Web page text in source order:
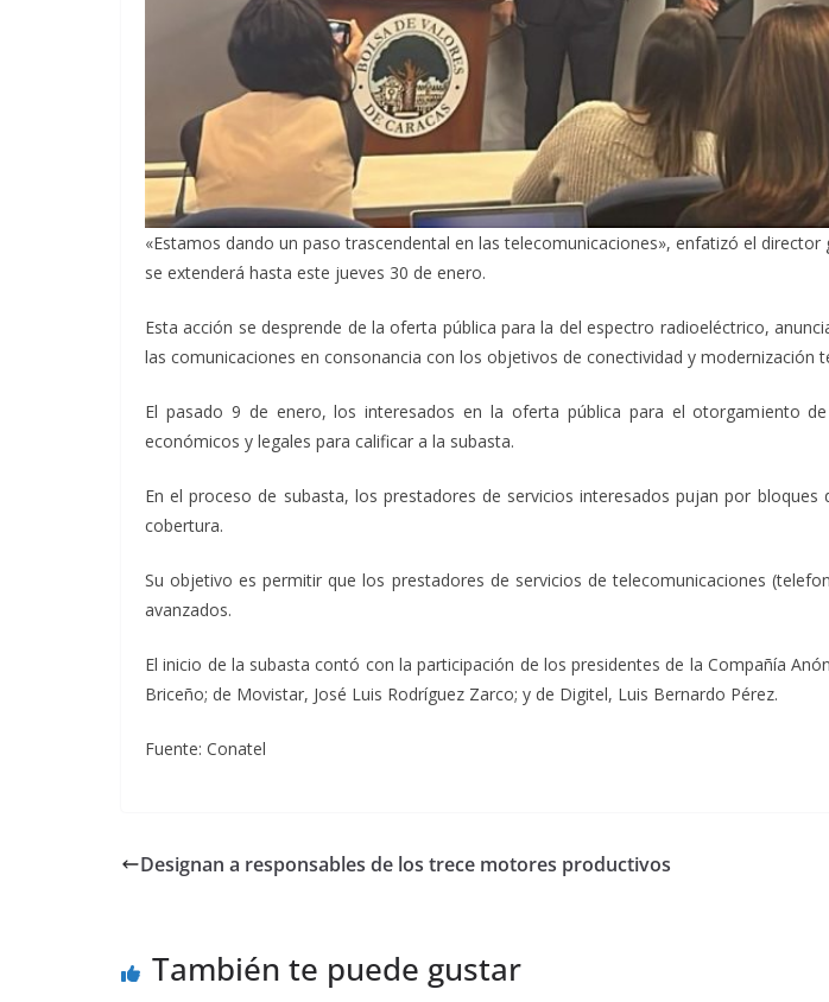
«Estamos dando un paso trascendental en las telecomunicaciones», enfatizó el
se extenderá hasta este jueves 30 de enero.
Esta acción se desprende de la oferta pública para la del espectro radioeléctrico,
las comunicaciones en consonancia con los objetivos de conectividad y modernización
El pasado 9 de enero, los interesados en la oferta pública para el otorgamiento de
económicos y legales para calificar a la subasta.
En el proceso de subasta, los prestadores de servicios interesados pujan por
cobertura.
Su objetivo es permitir que los prestadores de servicios de telecomunicaciones
avanzados.
El inicio de la subasta contó con la participación de los presidentes de la Compañía
Briceño; de Movistar, José Luis Rodríguez Zarco; y de Digitel, Luis Bernardo Pérez.
Fuente: Conatel
Designan a responsables de los trece motores productivos
También te puede gustar